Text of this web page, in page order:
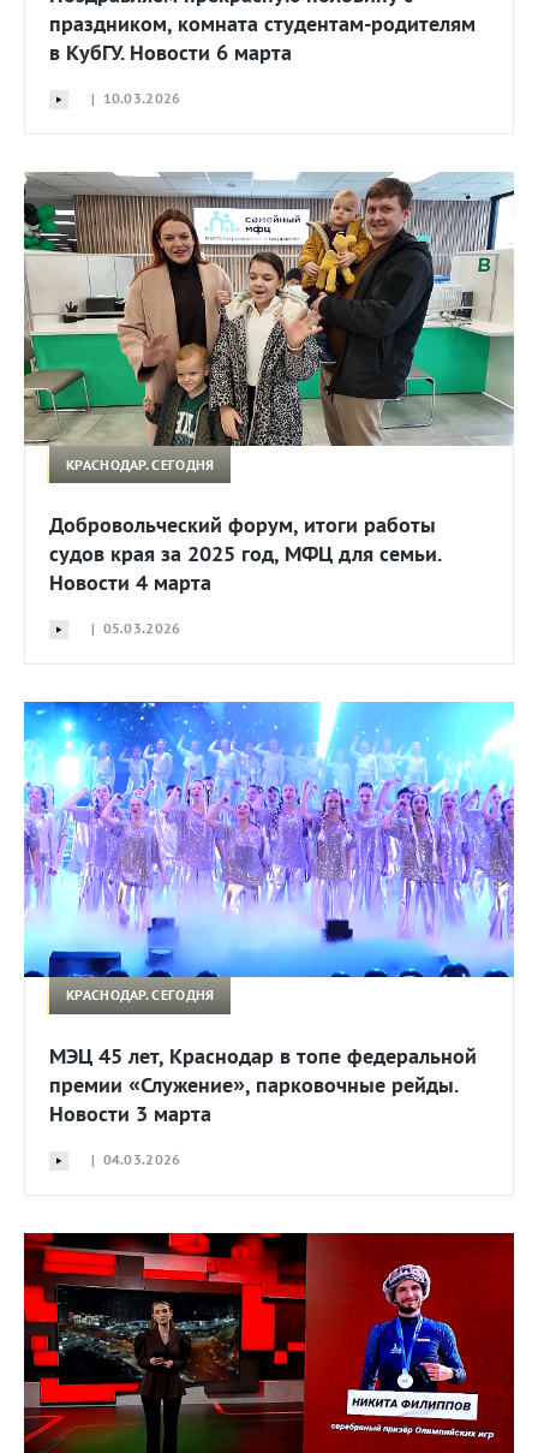
праздником, комната студентам-родителям
в КубГУ. Новости 6 марта
| 10.03.2026
КРАСНОДАР. СЕГОДНЯ
Добровольческий форум, итоги работы
судов края за 2025 год, МФЦ для семьи.
Новости 4 марта
| 05.03.2026
КРАСНОДАР. СЕГОДНЯ
МЭЦ 45 лет, Краснодар в топе федеральной
премии «Служение», парковочные рейды.
Новости 3 марта
| 04.03.2026